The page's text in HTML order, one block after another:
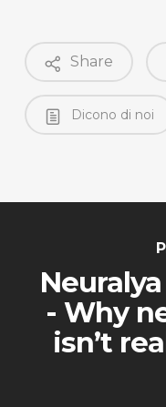
Share
Dicono di noi
- Why
isn’t